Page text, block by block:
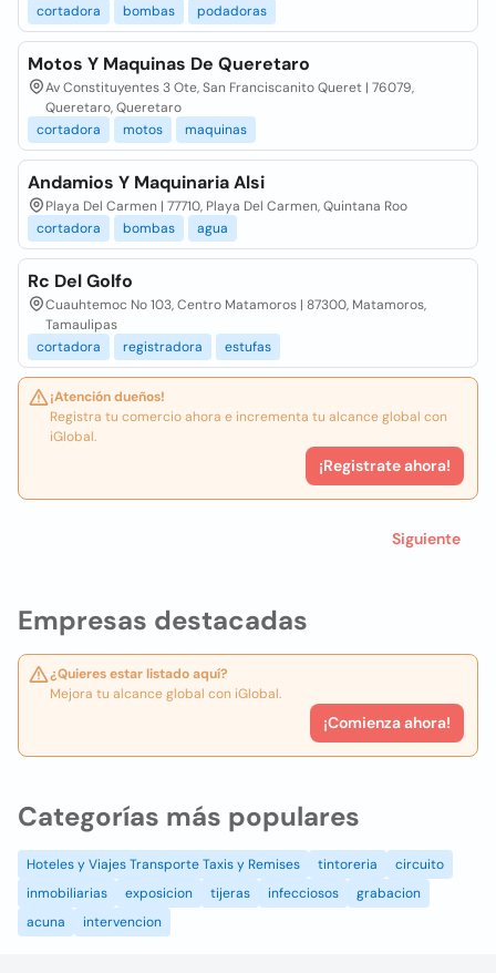
Empresas destacadas
¿Quieres estar listado aquí?
Mejora tu alcance global con iGlobal.
¡Comienza ahora!
cortadora
bombas podadoras
Motos Y Maquinas De Queretaro
Av Constituyentes 3 Ote, San Franciscanito Queret | 76079,
Queretaro, Queretaro
cortadora
motos maquinas
Andamios Y Maquinaria Alsi
Playa Del Carmen | 77710, Playa Del Carmen, Quintana Roo
cortadora
bombas agua
Rc Del Golfo
Cuauhtemoc No 103, Centro Matamoros | 87300, Matamoros,
Tamaulipas
cortadora
registradora estufas
¡Atención dueños!
Registra tu comercio ahora e incrementa tu alcance global con
iGlobal.
¡Registrate ahora!
Siguiente
Categorías más populares
Hoteles y Viajes Transporte Taxis y Remises tintoreria
circuito
inmobiliarias
exposicion tijeras infecciosos
grabacion
acuna
intervencion